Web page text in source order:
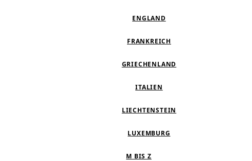
ENGLAND
FRANKREICH
GRIECHENLAND
ITALIEN
LIECHTENSTEIN
LUXEMBURG
M BIS Z